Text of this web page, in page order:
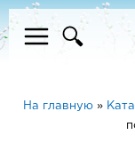
На главную »